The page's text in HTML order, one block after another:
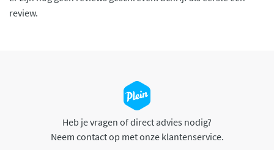
review.
Heb je vragen of direct advies nodig?
Neem contact op met onze klantenservice.